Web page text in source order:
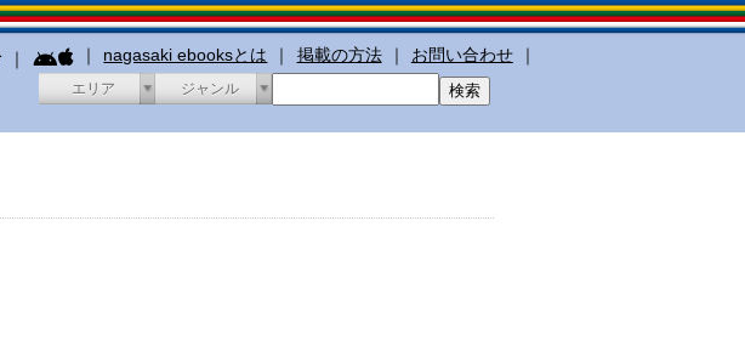
｜ ｜ nagasaki ebooksとは ｜ 掲載の方法 ｜ お問い合わせ ｜
エリア ジャンル